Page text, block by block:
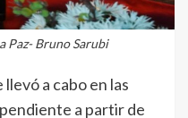
Paz- Bruno Sarubi
a cabo en las
a partir de